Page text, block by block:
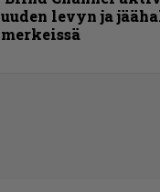
uuden levyn ja
merkeissä